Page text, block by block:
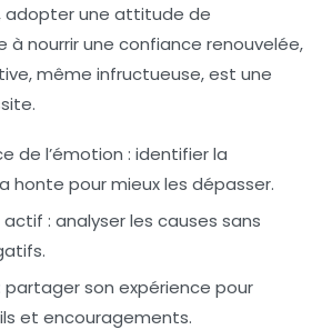
adopter une attitude de
à nourrir une confiance renouvelée,
même infructueuse, est une
de l’émotion : identifier la
honte pour mieux les dépasser.
actif : analyser les causes sans
partager son expérience pour
et encouragements.